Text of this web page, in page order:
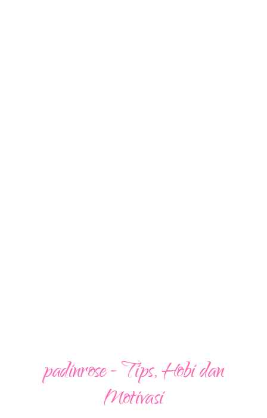
padinrose - Tips, Hobi dan
Motivasi